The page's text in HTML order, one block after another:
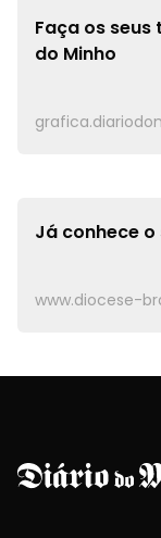
Faça os
do Minho
Já conhece o
www.diocese-